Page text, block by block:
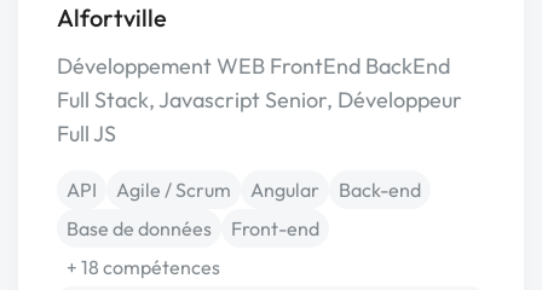
Alfortville
Développement WEB FrontEnd BackEnd
Full Stack, Javascript Senior, Développeur
Full JS
API Agile / Scrum Angular
Back-end
Base de données
Front-end
+ 18 compétences